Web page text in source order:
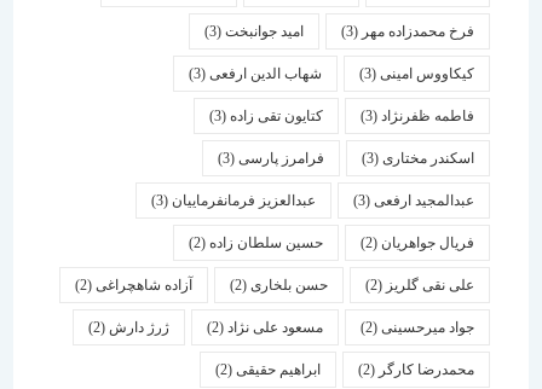
فرخ محمدزاده مهر(3) امید جوانبخت(3)
کیکاووس امینی(3) شهاب الدین ارفعی(3)
فاطمه ظفرنژاد(3) کتایون تقی زاده(3)
اسكندر مختاری (3) فرامرز پارسی(3)
عبدالمجید ارفعی(3) عبدالعزیز فرمانفرماییان(3)
فریال جواهریان(2) حسین سلطان زاده(2)
علی نقی گلریز(2) حسن بلخاری(2) آزاده شاهچراغی(2)
جواد میرحسینی(2) مسعود علی نژاد(2) ژرژ دارش (2)
محمدرضا کارگر(2) ابراهیم حقیقی(2)